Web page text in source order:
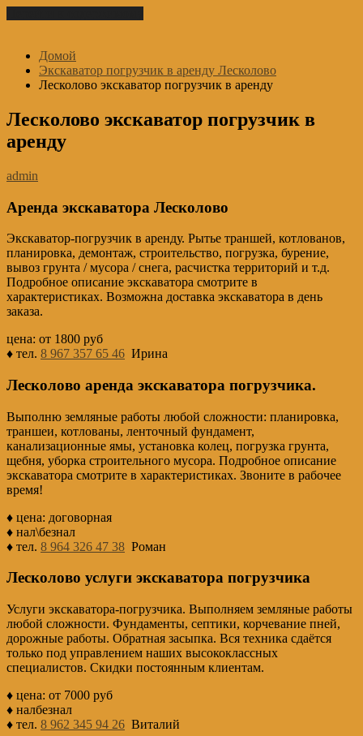
Домой
Экскаватор погрузчик в аренду Лесколово
Лесколово экскаватор погрузчик в аренду
Лесколово экскаватор погрузчик в
аренду
admin
Аренда экскаватора Лесколово
Экскаватор-погрузчик в аренду. Рытье траншей, котлованов,
планировка, демонтаж, строительство, погрузка, бурение,
вывоз грунта / мусора / снега, расчистка территорий и т.д.
Подробное описание экскаватора смотрите в
характеристиках. Возможна доставка экскаватора в день
заказа.
цена: от 1800 руб
♦ тел. 8 967 357 65 46 Ирина
Лесколово аренда экскаватора погрузчика.
Выполню земляные работы любой сложности: планировка,
траншеи, котлованы, ленточный фундамент,
канализационные ямы, установка колец, погрузка грунта,
щебня, уборка строительного мусора. Подробное описание
экскаватора смотрите в характеристиках. Звоните в рабочее
время!
♦ цена: договорная
♦ нал\безнал
♦ тел. 8 964 326 47 38 Роман
Лесколово услуги экскаватора погрузчика
Услуги экскаватора-погрузчика. Выполняем земляные работы
любой сложности. Фундаменты, септики, корчевание пней,
дорожные работы. Обратная засыпка. Вся техника сдаётся
только под управлением наших высококлассных
специалистов. Скидки постоянным клиентам.
♦ цена: от 7000 руб
♦ налбезнал
♦ тел. 8 962 345 94 26 Виталий